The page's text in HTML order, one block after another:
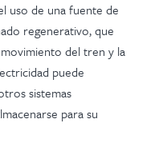
uso de una fuente de
regenerativo, que
del tren y la
puede
sistemas
para su